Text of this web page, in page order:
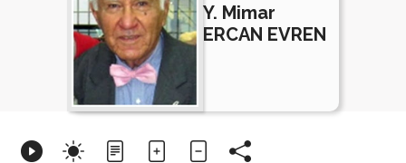
Y. Mimar
ERCAN EVREN